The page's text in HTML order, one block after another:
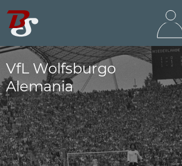
VfL Wolfsburgo
Alemania